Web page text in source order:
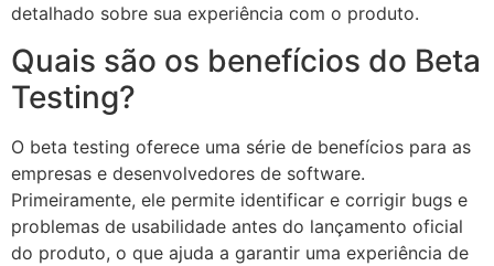
detalhado sobre sua experiência com o produto.
Quais são os benefícios do Beta
Testing?
O beta testing oferece uma série de benefícios para as
empresas e desenvolvedores de software.
Primeiramente, ele permite identificar e corrigir bugs e
problemas de usabilidade antes do lançamento oficial
do produto, o que ajuda a garantir uma experiência de